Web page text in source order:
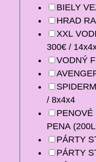
BIELY
HRAD
XXL
300€ /
VODNÝ
/ 8x4x4
PENOVÉ
PENA
PÁRTY
PÁRTY